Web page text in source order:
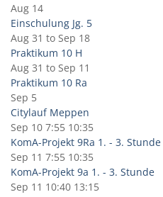
Aug 14
Einschulung Jg. 5
Aug 31 to Sep 18
Praktikum 10 H
Aug 31 to Sep 11
Praktikum 10 Ra
Sep 5
Citylauf Meppen
Sep 10 7:55 10:35
KomA-Projekt 9Ra 1. - 3. Stunde
Sep 11 7:55 10:35
KomA-Projekt 9a 1. - 3. Stunde
Sep 11 10:40 13:15